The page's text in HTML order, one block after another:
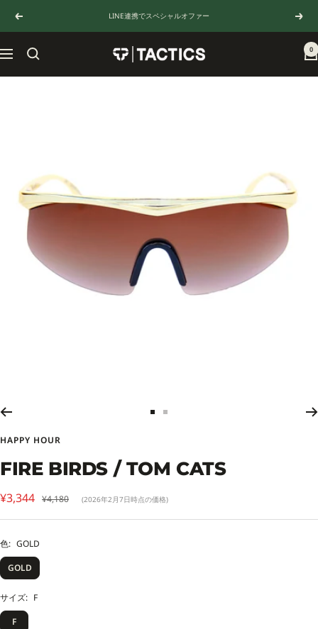
テ
ン
ツ
へ
戻
る
LINE連携でスペシャルオファー
次
へ
ナ
TACTICS
JAPAN
0
ス
ド
に
動
1
ス
ド
に
動
2
HAPPY HOUR
FIRE BIRDS / TOM CATS
セ
ー
価
格
¥3,344 通
¥4,180 (2026年2月7日時点の価格)
色: GOLD
GOLD
サイズ: F
F